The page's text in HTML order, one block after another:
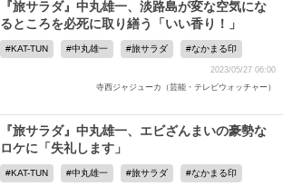
『旅サラダ』中丸雄一、淡路島が変な空気にな
るところを必死に取り繕う「いい香り！」
KAT-TUN 中丸雄一 旅サラダ なかまる印
2023/05/27 06:00
寺西ジャジューカ（芸能・テレビウォッチャー）
『旅サラダ』中丸雄一、エビざんまいの豪勢な
ロケに「失礼します」
KAT-TUN 中丸雄一 旅サラダ なかまる印